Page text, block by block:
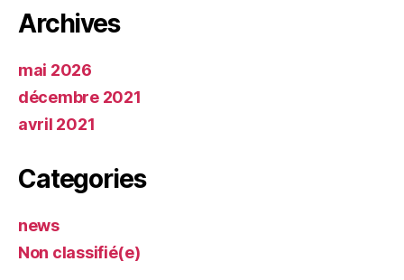
Archives
mai 2026
décembre 2021
avril 2021
Categories
news
Non classifié(e)